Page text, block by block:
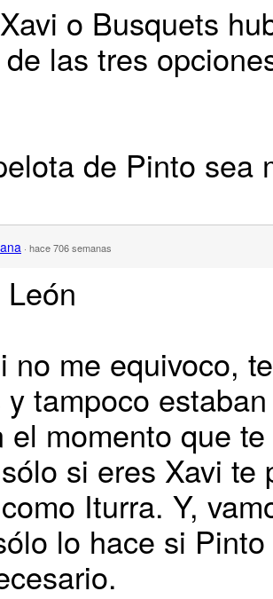
o Busquets
las tres
de Pinto sea
· hace 706 semanas
no me equivoco,
tampoco
el momento que
si eres Xavi te
Iturra. Y,
lo hace si